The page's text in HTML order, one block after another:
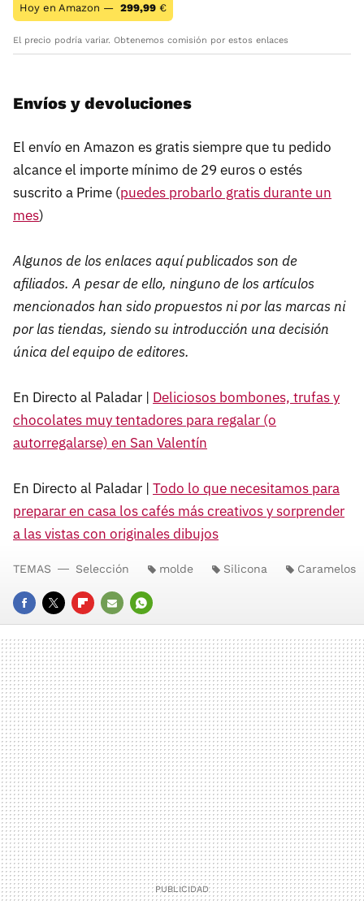
Hoy en Amazon — 299,99 €
El precio podría variar. Obtenemos comisión por estos enlaces
Envíos y devoluciones
El envío en Amazon es gratis siempre que tu pedido
alcance el importe mínimo de 29 euros o estés
suscrito a Prime (puedes probarlo gratis durante un
mes)
Algunos de los enlaces aquí publicados son de
afiliados. A pesar de ello, ninguno de los artículos
mencionados han sido propuestos ni por las marcas ni
por las tiendas, siendo su introducción una decisión
única del equipo de editores.
En Directo al Paladar | Deliciosos bombones, trufas y
chocolates muy tentadores para regalar (o
autorregalarse) en San Valentín
En Directo al Paladar | Todo lo que necesitamos para
preparar en casa los cafés más creativos y sorprender
a las vistas con originales dibujos
FACEBOOK
TWITTERFLIPBOARD
E-
MAIL
WHATSAPP
TEMAS Selección molde Silicona Caramelos